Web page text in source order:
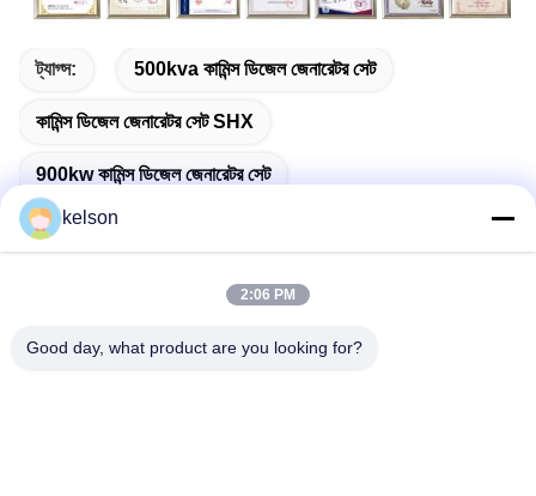
ট্যাগ্স: 500kva কামিন্স ডিজেল জেনারেটর সেট
কামিন্স ডিজেল জেনারেটর সেট SHX
900kw কামিন্স ডিজেল জেনারেটর সেট
kelson
2:06 PM
Good day, what product are you looking for?